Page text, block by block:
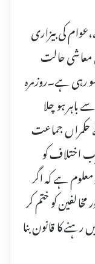
کی بیزاری
معاشی حالت
رہی ہے۔روزمرہ
باہر ہو چلا
جماعت
اختلاف کو
ہے کہ اگر
کو ختم کر
کا قانون بنا